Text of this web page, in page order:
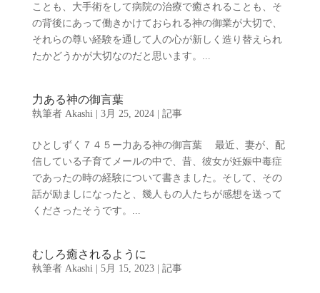
ことも、大手術をして病院の治療で癒されることも、そ
の背後にあって働きかけておられる神の御業が大切で、
それらの尊い経験を通して人の心が新しく造り替えられ
たかどうかが大切なのだと思います。...
力ある神の御言葉
執筆者 Akashi 3月 25, 2024| 記事
ひとしずく７４５ー力ある神の御言葉 最近、妻が、配
信している子育てメールの中で、昔、彼女が妊娠中毒症
であったの時の経験について書きました。そして、その
話が励ましになったと、幾人もの人たちが感想を送って
くださったそうです。...
むしろ癒されるように
執筆者 Akashi 5月 15, 2023| 記事